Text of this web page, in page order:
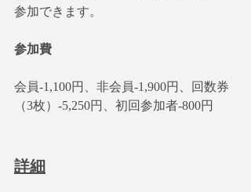
参加できます。
参加費
会員-1,100円、非会員-1,900円、回数券
（3枚）-5,250円、初回参加者-800円
詳細